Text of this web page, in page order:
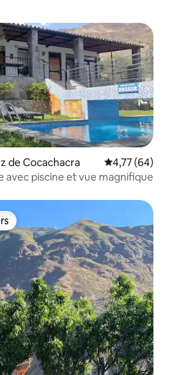
de Cocachacra Évaluation
4,77 (64)
avec piscine et vue magnifique
les plus appréciés